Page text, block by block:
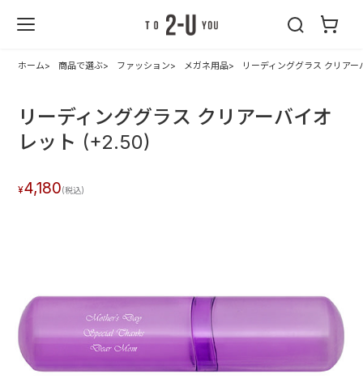
ホーム 商品で選ぶ ファッション メガネ用品 リーディンググラス クリア
リーディンググラス クリアーバイオ
レット (+2.50)
4,180